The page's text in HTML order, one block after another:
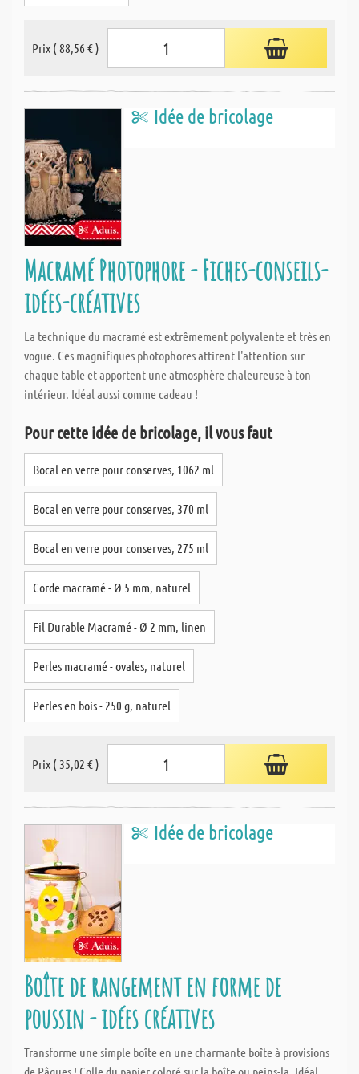
Prix ( 88,56 € )
Idée de bricolage
Macramé Photophore - Fiches-conseils-
idées-créatives
La technique du macramé est extrêmement polyvalente et très en
vogue. Ces magnifiques photophores attirent l'attention sur
chaque table et apportent une atmosphère chaleureuse à ton
intérieur. Idéal aussi comme cadeau !
Pour cette idée de bricolage, il vous faut
Bocal en verre pour conserves, 1062 ml
Bocal en verre pour conserves, 370 ml
Bocal en verre pour conserves, 275 ml
Corde macramé - Ø 5 mm, naturel
Fil Durable Macramé - Ø 2 mm, linen
Perles macramé - ovales, naturel
Perles en bois - 250 g, naturel
Prix ( 35,02 € )
Idée de bricolage
Boîte de rangement en forme de
poussin - idées créatives
Transforme une simple boîte en une charmante boîte à provisions